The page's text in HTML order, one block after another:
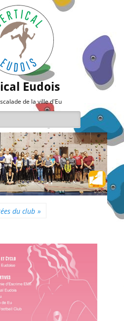
Eudois
de la ville d'Eu
du club »